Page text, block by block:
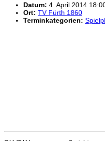
Datum: 4. April 2014
Ort: TV Fürth 1860
Terminkategorien: